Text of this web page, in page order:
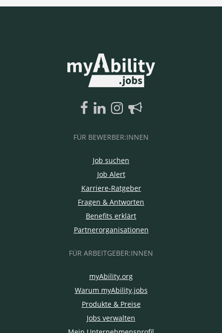
FÜR BEWERBER:INNEN
Job suchen
Job Alert
Karriere-Ratgeber
Fragen & Antworten
Benefits erklärt
Partnerorganisationen
FÜR ARBEITGEBER:INNEN
myAbility.org
Warum myAbility.jobs
Produkte & Preise
Jobs verwalten